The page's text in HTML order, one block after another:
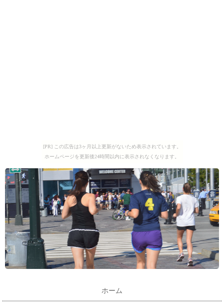
[PR] この広告は3ヶ月以上更新がないため表示されています。
ホームページを更新後24時間以内に表示されなくなります。
ホーム